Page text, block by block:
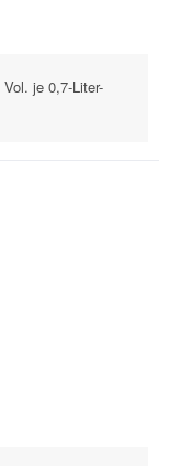
je 0,7-Liter-